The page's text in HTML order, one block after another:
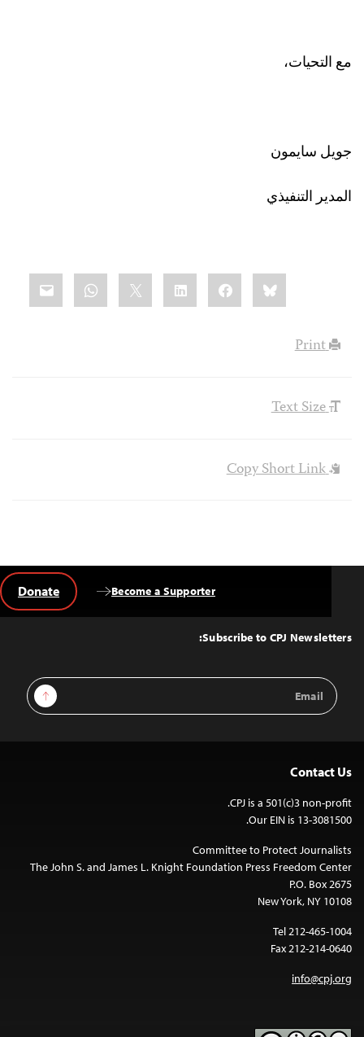
مع التحيات،
جويل سايمون
المدير التنفيذي
Bluesky
Facebook
LinkedIn
Print
Text Size
Copy Short Link
Top
Subscribe to CPJ Newsletters:
Email
Address
Sign Up
Become a Supporter
Donate
Contact Us
CPJ is a 501(c)3 non-profit.
Our EIN is 13-3081500.
Committee to Protect Journalists
The John S. and James L. Knight Foundation Press Freedom Center
P.O. Box 2675
New York, NY 10108
Tel 212-465-1004
Fax 212-214-0640
info@cpj.org